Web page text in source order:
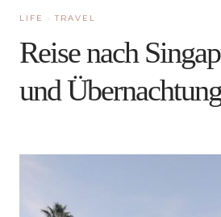
LIFE ·TRAVEL
Reise nach
und